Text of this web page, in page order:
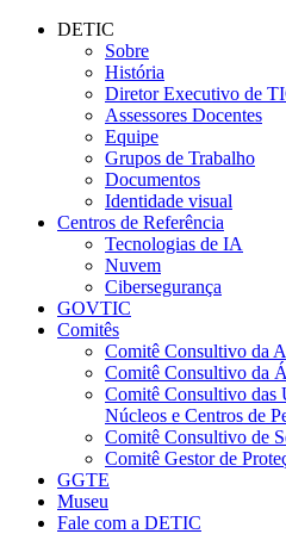
Conteúdo principal
DETIC
Sobre
História
Diretor Executivo de
Assessores Docentes
Equipe
Grupos de Trabalho
Documentos
Identidade visual
Centros de Referência
Tecnologias de IA
Nuvem
Cibersegurança
GOVTIC
Comitês
Comitê Consultivo da
Comitê Consultivo da
Comitê Consultivo das
Núcleos e Centros de
Comitê Consultivo de
Comitê Gestor de
GGTE
Museu
Fale com a DETIC